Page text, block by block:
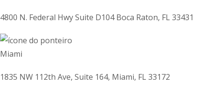
4800 N. Federal Hwy Suite D104 Boca Raton, FL 33431
Miami
1835 NW 112th Ave, Suite 164, Miami, FL 33172